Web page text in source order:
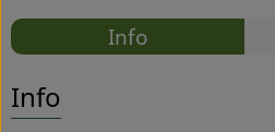
Blog & Aktuelles
Rezepte
Info
Info